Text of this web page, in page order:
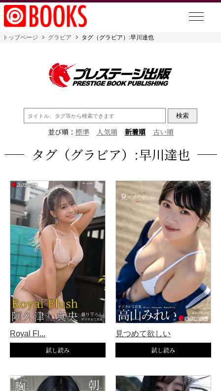
トップページ グラビア タグ（グラビア）:早川達也
検
索:
並び順： 標準 人気順 新着順 古い順
タグ（グラビア）:早川達也
Royal Fl... 見つめて欲しい